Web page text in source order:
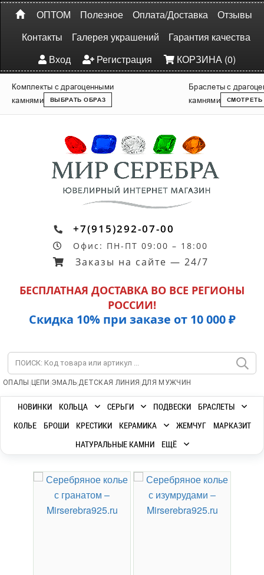
ОПТОМ Полезное Оплата/Доставка
Отзывы
Контакты
Галерея украшений
Гарантия качества
Вход
Регистрация КОРЗИНА (0)
Комплекты с драгоценными
камнями
ВЫБРАТЬ ОБРАЗ
Браслеты с
камнями
СМОТРЕТЬ
+7(915)292-07-00
Офис: ПН-ПТ 09:00 – 18:00
Заказы на сайте — 24/7
БЕСПЛАТНАЯ ДОСТАВКА ВО ВСЕ РЕГИОНЫ
РОССИИ!
Скидка 10% при заказе от 10 000 ₽
ОПАЛЫ | ЦЕПИ |ЭМАЛЬ|ДЕТСКАЯ ЛИНИЯ |ДЛЯ МУЖЧИН
НОВИНКИ КОЛЬЦА СЕРЬГИ ПОДВЕСКИ
БРАСЛЕТЫ
КОЛЬЕ
БРОШИ КРЕСТИКИ КЕРАМИКА ЖЕМЧУГ
МАРКАЗИТ
НАТУРАЛЬНЫЕ КАМНИ
ЕЩЁ